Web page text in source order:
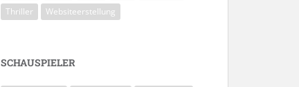
Thriller
Websiteerstellung
SCHAUSPIELER